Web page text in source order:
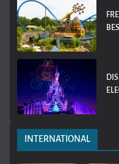
INTERNATIONAL